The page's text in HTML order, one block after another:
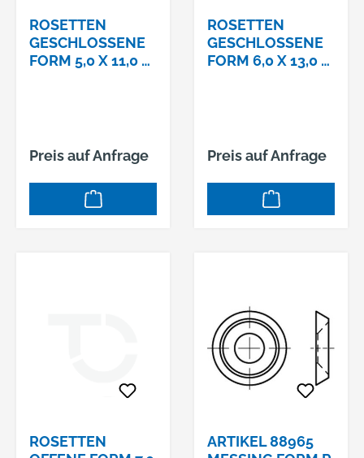
ROSETTEN
GESCHLOSSENE
FORM 5,0 X 11,0 X
Preis auf Anfrage
ROSETTEN
GESCHLOSSENE
FORM 6,0 X 13,0 X
Preis auf Anfrage
ROSETTEN
ARTIKEL 88965